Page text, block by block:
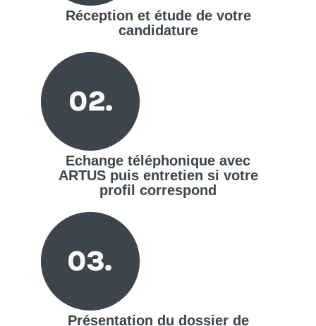
Réception et étude de votre
candidature
Echange téléphonique avec
ARTUS puis entretien si votre
profil correspond
Présentation du dossier de